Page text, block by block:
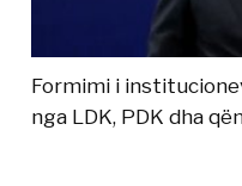
Formimi i
nga LDK, PDK dha